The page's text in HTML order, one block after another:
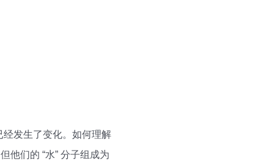
经发生了变化。如何理解
们的 “水” 分子组成为